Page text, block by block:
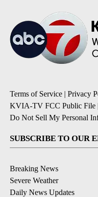
Terms of Service | Privacy
KVIA-TV FCC Public File
Do Not Sell My Personal
SUBSCRIBE TO OUR
Breaking News
Severe Weather
Daily News Updates